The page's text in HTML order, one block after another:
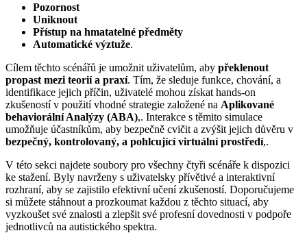
Pozornost
Uniknout
Přístup na hmatatelné předměty
Automatické výztuže.
Cílem těchto scénářů je umožnit uživatelům, aby překlenout
propast mezi teorií a praxí. Tím, že sleduje funkce, chování, a
identifikace jejich příčin, uživatelé mohou získat hands-on
zkušeností v použití vhodné strategie založené na Aplikované
behaviorální Analýzy (ABA),. Interakce s těmito simulace
umožňuje účastníkům, aby bezpečně cvičit a zvýšit jejich důvěru v
bezpečný, kontrolovaný, a pohlcující virtuální prostředí,.
V této sekci najdete soubory pro všechny čtyři scénáře k dispozici
ke stažení. Byly navrženy s uživatelsky přívětivé a interaktivní
rozhraní, aby se zajistilo efektivní učení zkušeností. Doporučujeme
si můžete stáhnout a prozkoumat každou z těchto situací, aby
vyzkoušet své znalosti a zlepšit své profesní dovednosti v podpoře
jednotlivců na autistického spektra.